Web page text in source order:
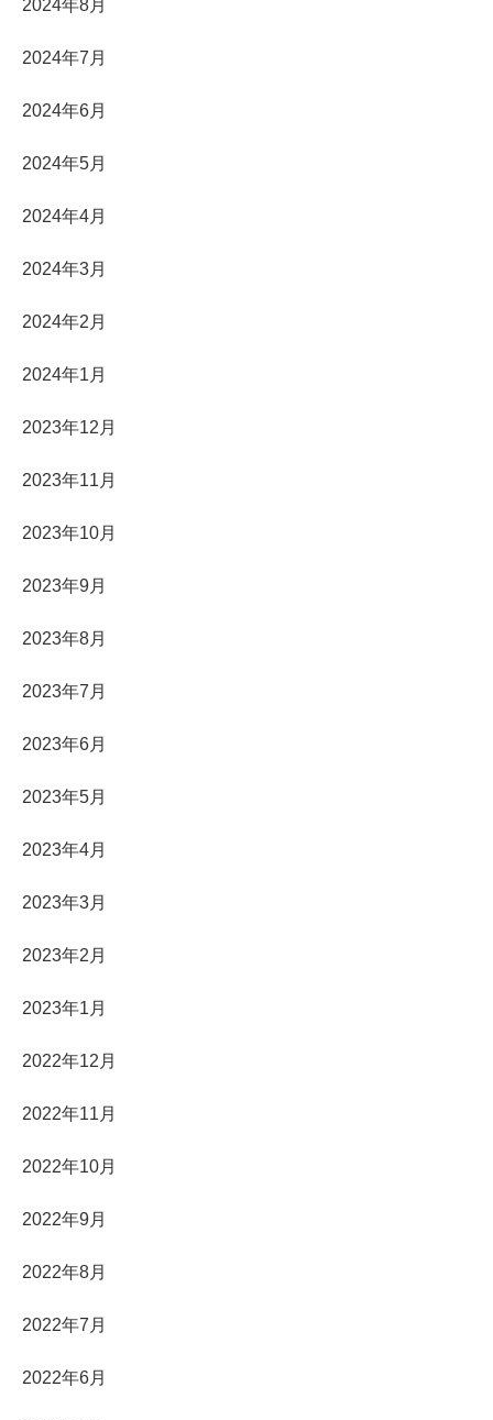
2024年8月
2024年7月
2024年6月
2024年5月
2024年4月
2024年3月
2024年2月
2024年1月
2023年12月
2023年11月
2023年10月
2023年9月
2023年8月
2023年7月
2023年6月
2023年5月
2023年4月
2023年3月
2023年2月
2023年1月
2022年12月
2022年11月
2022年10月
2022年9月
2022年8月
2022年7月
2022年6月